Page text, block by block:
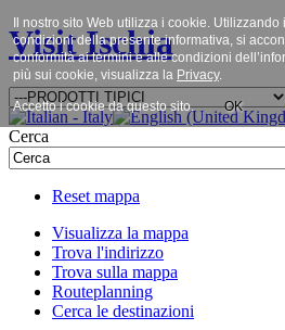
Visit Ischia
Cerca
Reset mappa
Visualizza la mappa
Trova l'indirizzo
Trova sulla mappa
Routeplanning
Cerca le destinazioni
Il nostro sito Web utilizza i cookie.
condizioni della presente informativa, si
conformità ai termini e alle condizioni
più sui cookie, visualizza la Privacy.
Accetto i cookie da questo sito. OK